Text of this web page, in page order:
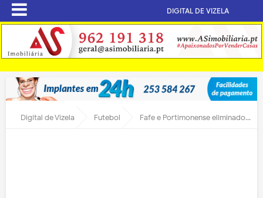
DIGITAL DE VIZELA
Digital de Vizela Futebol Fafe e Portimonense eliminados da Taça de Portugal